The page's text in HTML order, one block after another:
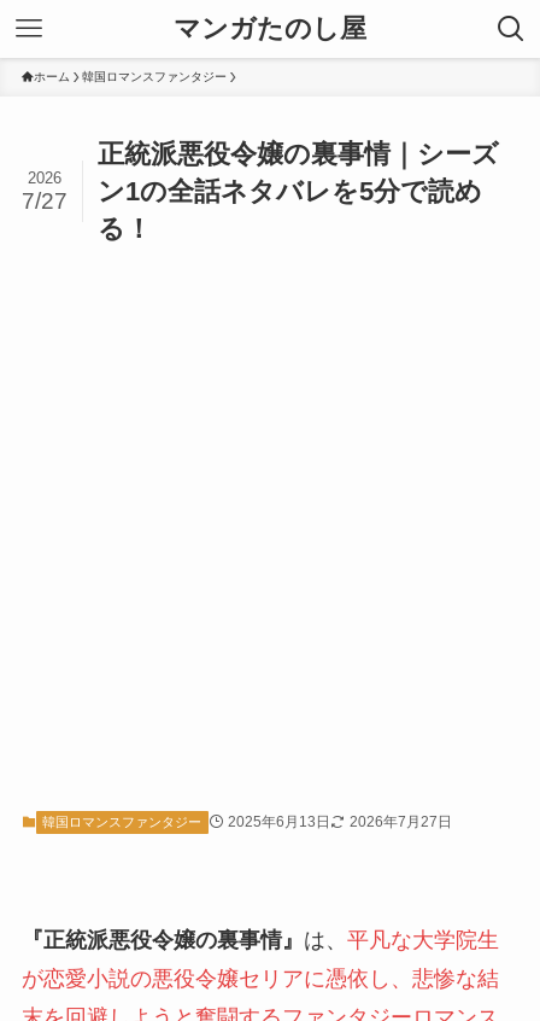
マンガたのし屋
ホーム 韓国ロマンスファンタジー
正統派悪役令嬢の裏事情｜シーズ
ン1の全話ネタバレを5分で読め
る！
2026
7/27
韓国ロマンスファンタジー 2025年6月13日 2026年7月27日
『正統派悪役令嬢の裏事情』 は、 平凡な大学院生
が恋愛小説の悪役令嬢セリアに憑依し、悲惨な結